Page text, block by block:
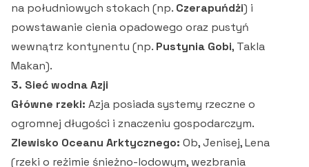
na południowych stokach (np. Czerapuńdżi) i
powstawanie cienia opadowego oraz pustyń
wewnątrz kontynentu (np. Pustynia Gobi, Takla
Makan).
3. Sieć wodna Azji
Główne rzeki: Azja posiada systemy rzeczne o
ogromnej długości i znaczeniu gospodarczym.
Zlewisko Oceanu Arktycznego: Ob, Jenisej, Lena
(rzeki o reżimie śnieżno-lodowym, wezbrania